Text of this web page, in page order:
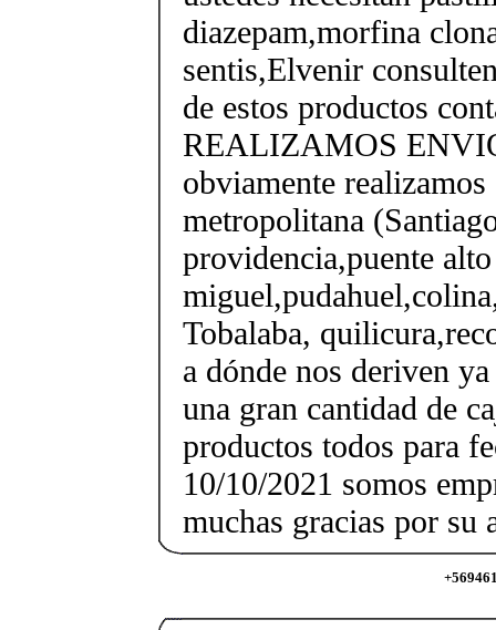
diazepam,morfina
sentis,Elvenir
de estos productos
REALIZAMOS
obviamente
metropolitana
providencia,puente
Tobalaba,
a dónde nos deriven
una gran cantidad de
productos todos para
10/10/2021 somos
muchas gracias por su